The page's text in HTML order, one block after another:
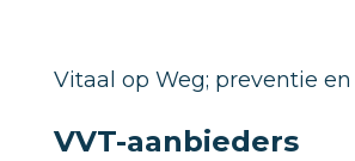
Vitaal op Weg; preventie
VVT-aanbieders